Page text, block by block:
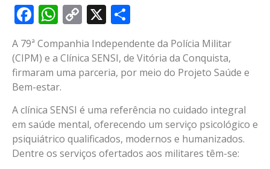
Facebook
WhatsApp
Copy
Link
X
A 79ª Companhia Independente da Polícia Militar
(CIPM) e a Clínica SENSI, de Vitória da Conquista,
firmaram uma parceria, por meio do Projeto Saúde e
Bem-estar.
A clínica SENSI é uma referência no cuidado integral
em saúde mental, oferecendo um serviço psicológico e
psiquiátrico qualificados, modernos e humanizados.
Dentre os serviços ofertados aos militares têm-se: